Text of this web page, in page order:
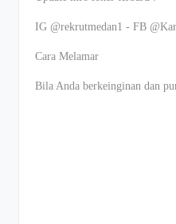
IG @rekrutmedan1 - FB
Cara Melamar
Bila Anda berkeinginan dan